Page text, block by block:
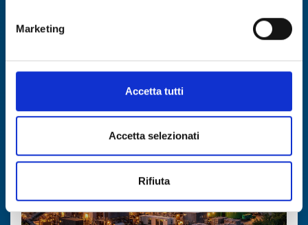
Marketing
Accetta tutti
Accetta selezionati
Rifiuta
Scade il12 marzo 2027